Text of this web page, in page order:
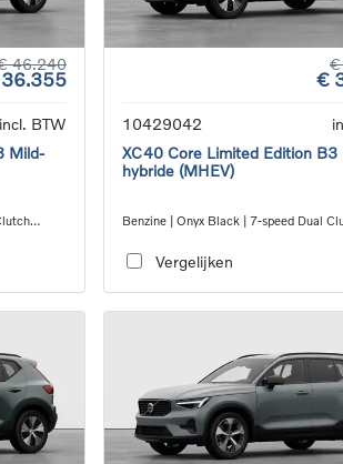
46.240
incl. BTW
Mild-
€
€
10429042
XC40 Core Limited Edition B3
hybride (MHEV)
Benzine | Onyx Black | 7-speed Dual
Vergelijken